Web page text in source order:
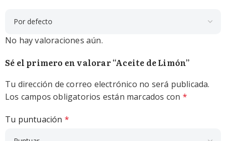
No hay valoraciones aún.
Sé el primero en valorar “Aceite de Limón”
Tu dirección de correo electrónico no será publicada.
Los campos obligatorios están marcados con *
Tu puntuación *